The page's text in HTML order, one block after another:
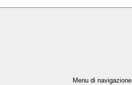
Menu di navigazione